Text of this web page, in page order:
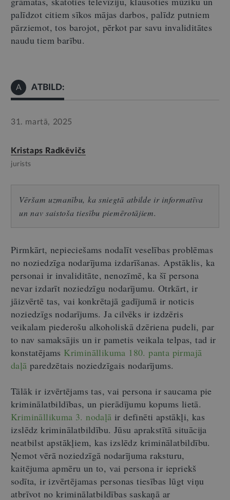
palīdzot citiem sīkos mājas darbos, palīdz putniem
pārziemot, tos barojot, pērkot par savu invaliditātes
naudu tiem barību.
A ATBILD:
31. martā, 2025
Kristaps Radkēvičs
jurists
Vēršam uzmanību, ka sniegtā atbilde ir informatīva
un nav saistoša tiesību piemērotājiem.
Pirmkārt, nepieciešams nodalīt veselības problēmas
no noziedzīga nodarījuma izdarīšanas. Apstāklis, ka
personai ir invaliditāte, nenozīmē, ka šī persona
nevar izdarīt noziedzīgu nodarījumu. Otrkārt, ir
jāizvērtē tas, vai konkrētajā gadījumā ir noticis
noziedzīgs nodarījums. Ja cilvēks ir izdzēris
veikalam piederošu alkoholiskā dzēriena pudeli, par
to nav samaksājis un ir pametis veikala telpas, tad ir
konstatējams Krimināllikuma 180. panta pirmajā
daļā paredzētais noziedzīgais nodarījums.
Tālāk ir izvērtējams tas, vai persona ir saucama pie
kriminālatbildības, un pierādījumu kopums lietā.
Krimināllikuma 3. nodaļā ir definēti apstākļi, kas
izslēdz kriminālatbildību. Jūsu aprakstītā situācija
neatbilst apstākļiem, kas izslēdz kriminālatbildību.
Ņemot vērā noziedzīgā nodarījuma raksturu,
kaitējuma apmēru un to, vai persona ir iepriekš
sodīta, ir izvērtējamas personas tiesības lūgt viņu
atbrīvot no kriminālatbildības saskaņā ar